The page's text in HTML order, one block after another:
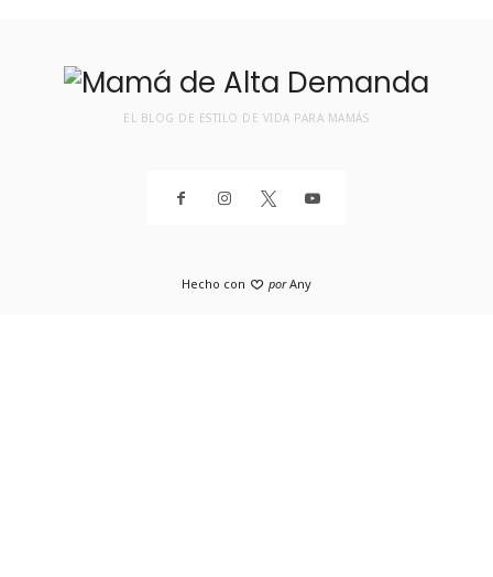
EL BLOG DE ESTILO DE VIDA PARA MAMÁS
Hecho con porAny